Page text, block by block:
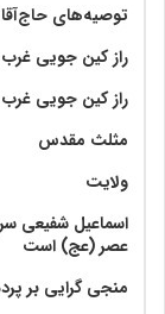
توصیه‌های
راز کین جویی غرب
راز کین جویی غرب
مثلث مقدس
ولايت‏
اسماعیل شفیعی
عصر (عج) است
منجی گرایی بر